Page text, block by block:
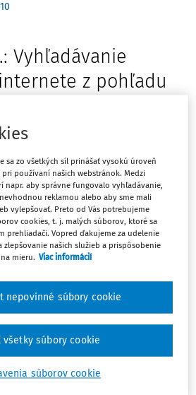
Vyhľadávanie
z pohľadu
379.
vyhľadávania obrázkov na
možnosti autorskoprávnej ochrany
(tzv. Thumbnails), najmä ako
program. Ďalej sa článok venuje
možných zásahov do práva na
osobnostného a
časť porovnáva európsku
s americkou koncepciou Fair
život bez internetu nevieme
Máte predplatné?
sa zo všetkých síl prinášať vysokú úroveň
používaní našich webstránok. Medzi
napr. aby správne fungovalo vyhľadávanie,
reklamou alebo aby sme mali
vylepšovať. Preto od Vás potrebujeme
cookies, t. j. malých súborov, ktoré sa
prehliadači. Vopred ďakujeme za udelenie
zlepšovanie našich služieb a prispôsobenie
mieru. Viac informácií
súborov cookie
nepovinné súbory cookie
všetky súbory cookie